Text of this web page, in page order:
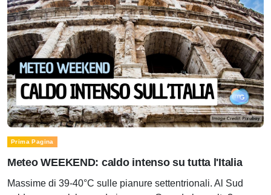
Prima Pagina
Meteo WEEKEND: caldo intenso su tutta l'Italia
Massime di 39-40°C sulle pianure settentrionali. Al Sud